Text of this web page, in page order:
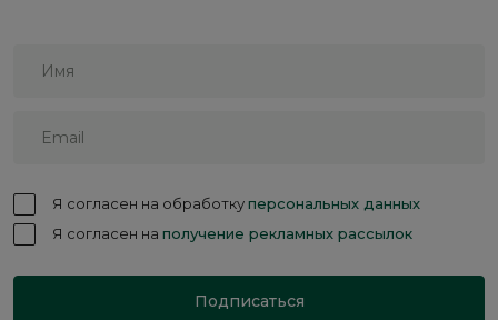
Я согласен на обработкуперсональных данных
Я согласен на получение рекламных рассылок
Подписаться